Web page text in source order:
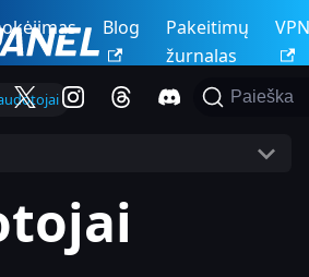
Blog
Pakeitimų
žurnalas
VPN
Paieška